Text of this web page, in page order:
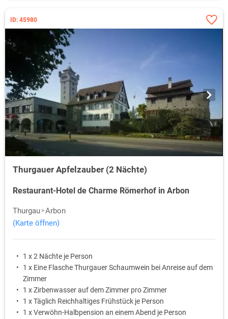
ID: 45980
Thurgauer Apfelzauber (2 Nächte)
Restaurant-Hotel de Charme Römerhof in Arbon
Thurgau Arbon
(Karte öffnen)
1 x 2 Nächte je Person
1 x Eine Flasche Thurgauer Schaumwein bei Anreise auf dem
Zimmer
1 x Zirbenwasser auf dem Zimmer pro Zimmer
1 x Täglich Reichhaltiges Frühstück je Person
1 x Verwöhn-Halbpension an einem Abend je Person